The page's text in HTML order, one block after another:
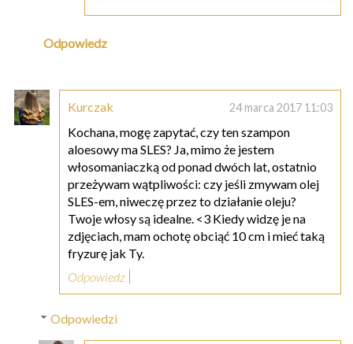
Odpowiedz
Kurczak 24 marca 2017 11:03
Kochana, mogę zapytać, czy ten szampon
aloesowy ma SLES? Ja, mimo że jestem
włosomaniaczką od ponad dwóch lat, ostatnio
przeżywam wątpliwości: czy jeśli zmywam olej
SLES-em, niweczę przez to działanie oleju?
Twoje włosy są idealne. <3 Kiedy widzę je na
zdjęciach, mam ochotę obciąć 10 cm i mieć taką
fryzurę jak Ty.
Odpowiedz
Odpowiedzi